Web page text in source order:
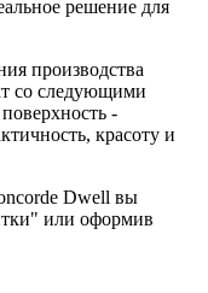
решение для
производства
со следующими
-
красоту и
Dwell вы
или оформив